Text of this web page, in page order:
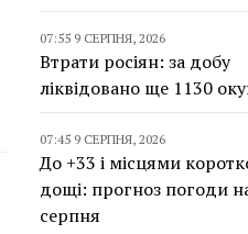
07:55 9 СЕРПНЯ, 2026
Втрати росіян: за добу
ліквідовано ще 1130
07:45 9 СЕРПНЯ, 2026
До +33 і місцями
дощі: прогноз погоди
серпня